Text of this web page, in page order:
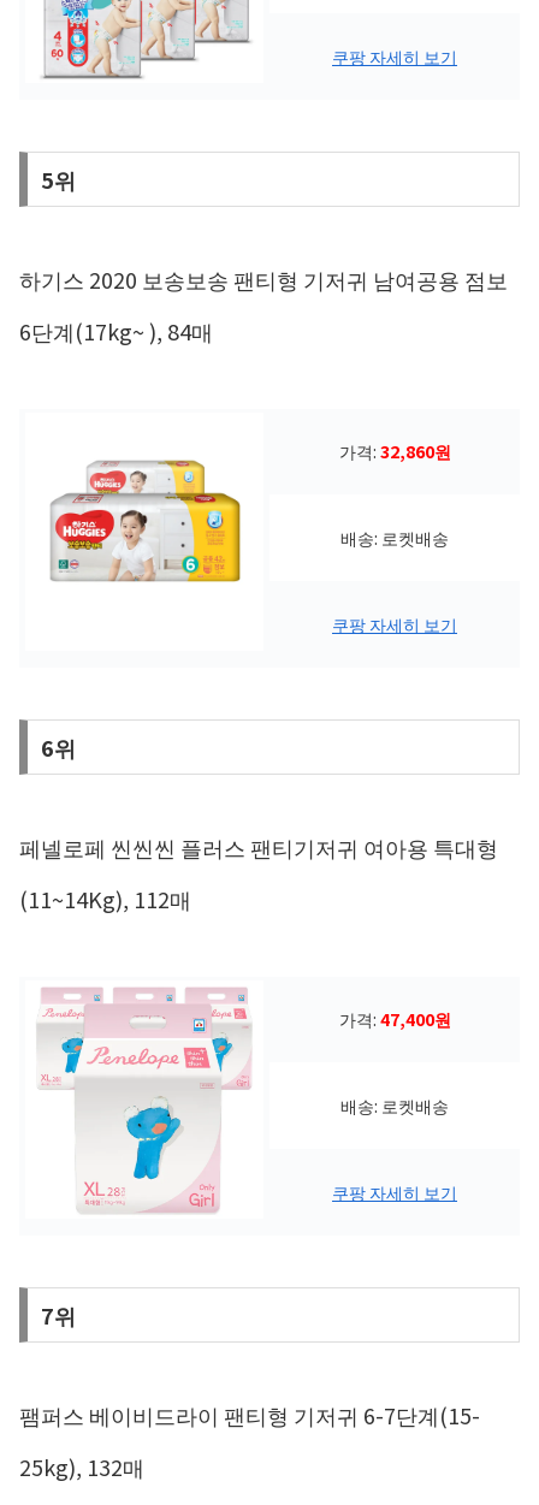
쿠팡 자세히 보기
5위
하기스 2020 보송보송 팬티형 기저귀 남여공용 점보
6단계(17kg~ ), 84매
가격:32,860원
배송: 로켓배송
쿠팡 자세히 보기
6위
페넬로페 씬씬씬 플러스 팬티기저귀 여아용 특대형
(11~14Kg), 112매
가격:47,400원
배송: 로켓배송
쿠팡 자세히 보기
7위
팸퍼스 베이비드라이 팬티형 기저귀 6-7단계(15-
25kg), 132매